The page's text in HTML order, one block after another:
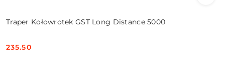
Traper Kołowrotek GST Long Distance 5000
Cena:
235.50